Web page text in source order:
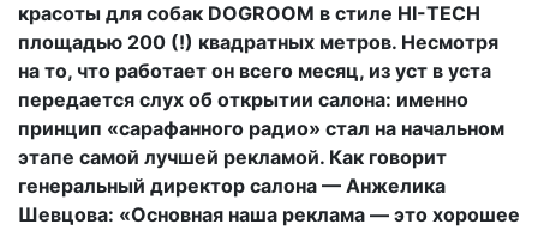
красоты для собак DOGROOM в стиле HI-TECH
площадью 200 (!) квадратных метров. Несмотря
на то, что работает он всего месяц, из уст в уста
передается слух об открытии салона: именно
принцип «сарафанного радио» стал на начальном
этапе самой лучшей рекламой. Как говорит
генеральный директор салона — Анжелика
Шевцова: «Основная наша реклама — это хорошее